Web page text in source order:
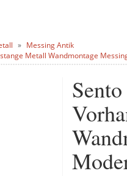
Messing Antik
Metall Wandmontage